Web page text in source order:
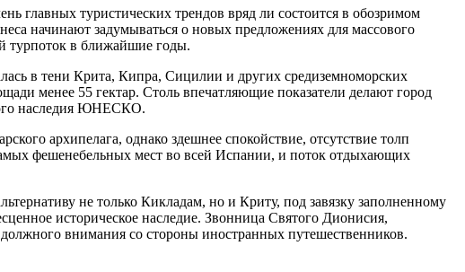
туристических трендов вряд ли состоится в обозримом
начинают задумываться о новых предложениях для массового
турпоток в ближайшие годы.
в тени Крита, Кипра, Сицилии и других средиземноморских
менее 55 гектар. Столь впечатляющие показатели делают город
наследия ЮНЕСКО.
архипелага, однако здешнее спокойствие, отсутствие толп
фешенебельных мест во всей Испании, и поток отдыхающих
не только Кикладам, но и Криту, под завязку заполненному
историческое наследие. Звонница Святого Дионисия,
внимания со стороны иностранных путешественников.